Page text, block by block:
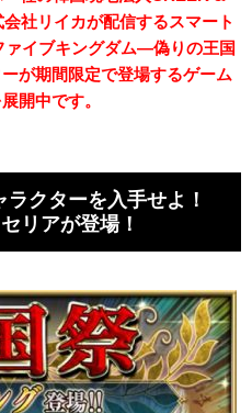
社リイカが配信するスマート
ァイブキングダム―偽りの王国
が期間限定で登場するゲーム
開中です。
ラクターを入手せよ！
リアが登場！